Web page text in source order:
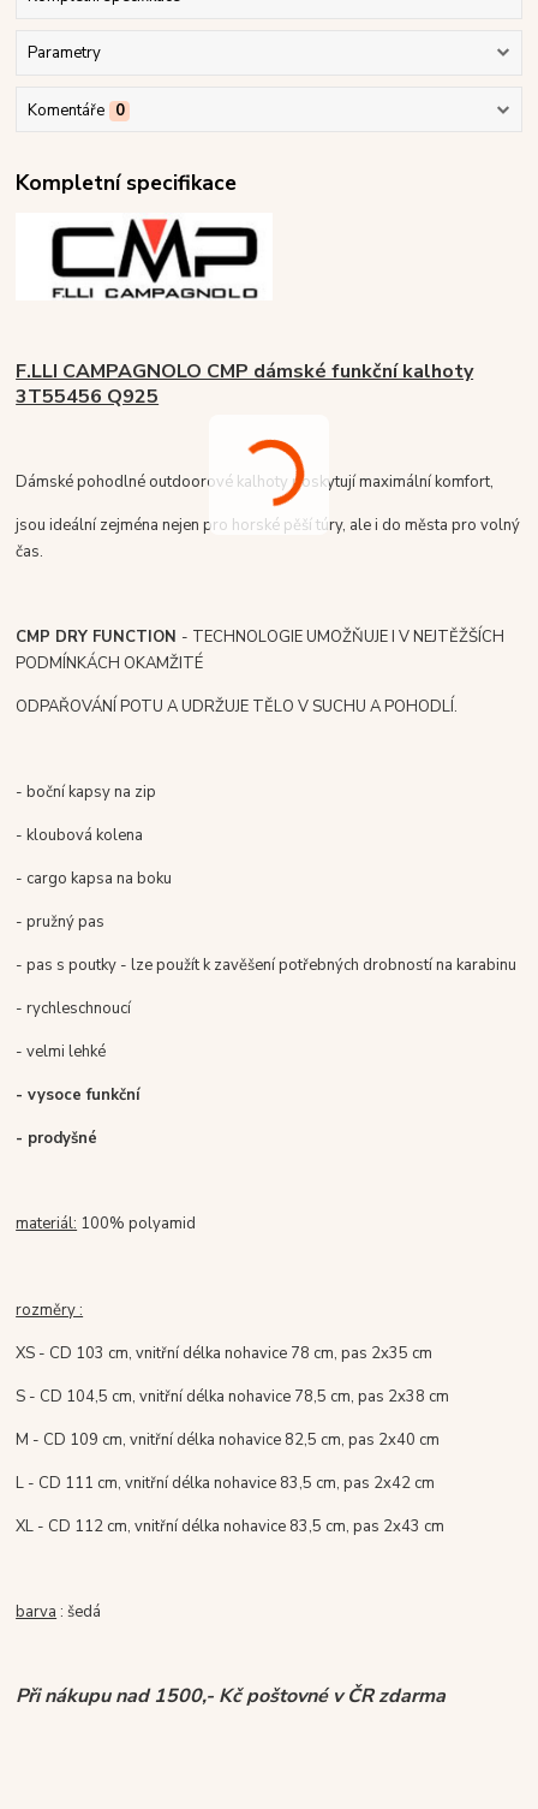
Parametry
Komentáře 0
Kompletní specifikace
F.LLI CAMPAGNOLO CMP dámské funkční kalhoty
3T55456 Q925
Dámské pohodlné outdoorové kalhoty poskytují maximální komfort,
jsou ideální zejména nejen pro horské pěší túry, ale i do města pro volný
čas.
CMP DRY FUNCTION - TECHNOLOGIE UMOŽŇUJE I V NEJTĚŽŠÍCH
PODMÍNKÁCH OKAMŽITÉ
ODPAŘOVÁNÍ POTU A UDRŽUJE TĚLO V SUCHU A POHODLÍ.
- boční kapsy na zip
- kloubová kolena
- cargo kapsa na boku
- pružný pas
- pas s poutky - lze použít k zavěšení potřebných drobností na karabinu
- rychleschnoucí
- velmi lehké
- vysoce funkční
- prodyšné
materiál: 100% polyamid
rozměry :
XS - CD 103 cm, vnitřní délka nohavice 78 cm, pas 2x35 cm
S - CD 104,5 cm, vnitřní délka nohavice 78,5 cm, pas 2x38 cm
M - CD 109 cm, vnitřní délka nohavice 82,5 cm, pas 2x40 cm
L - CD 111 cm, vnitřní délka nohavice 83,5 cm, pas 2x42 cm
XL - CD 112 cm, vnitřní délka nohavice 83,5 cm, pas 2x43 cm
barva : šedá
Při nákupu nad 1500,- Kč poštovné v ČR zdarma